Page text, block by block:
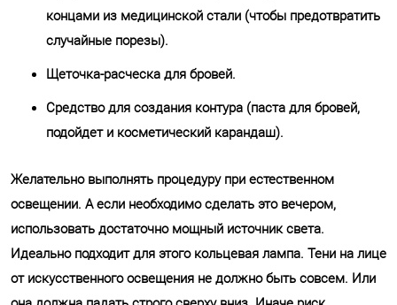
концами из медицинской стали (чтобы предотвратить
случайные порезы).
Щеточка-расческа для бровей.
Средство для создания контура (паста для бровей,
подойдет и косметический карандаш).
Желательно выполнять процедуру при естественном
освещении. А если необходимо сделать это вечером,
использовать достаточно мощный источник света.
Идеально подходит для этого кольцевая лампа. Тени на лице
от искусственного освещения не должно быть совсем. Или